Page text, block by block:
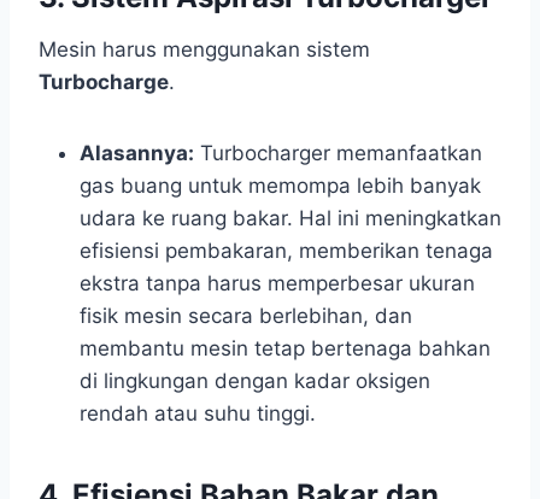
Mesin harus menggunakan sistem
Turbocharge.
Alasannya: Turbocharger memanfaatkan
gas buang untuk memompa lebih banyak
udara ke ruang bakar. Hal ini meningkatkan
efisiensi pembakaran, memberikan tenaga
ekstra tanpa harus memperbesar ukuran
fisik mesin secara berlebihan, dan
membantu mesin tetap bertenaga bahkan
di lingkungan dengan kadar oksigen
rendah atau suhu tinggi.